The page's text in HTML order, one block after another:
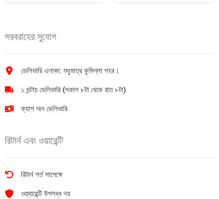
কাপ
quantity
কোরিয়ান
সরবরাহের সুযোগ
ডেলিভারি এলাকা: শুধুমাত্র কুমিল্লা শহর।
১ ঘন্টায় ডেলিভারি (সকাল ৮টা থেকে রাত ৮টা)
ক্যাশ অন ডেলিভারি
রিটার্ন এবং ওয়ারেন্টি
রিটার্ন শর্ত সাপেক্ষে
ওয়্যারেন্টি উপলব্ধ নয়